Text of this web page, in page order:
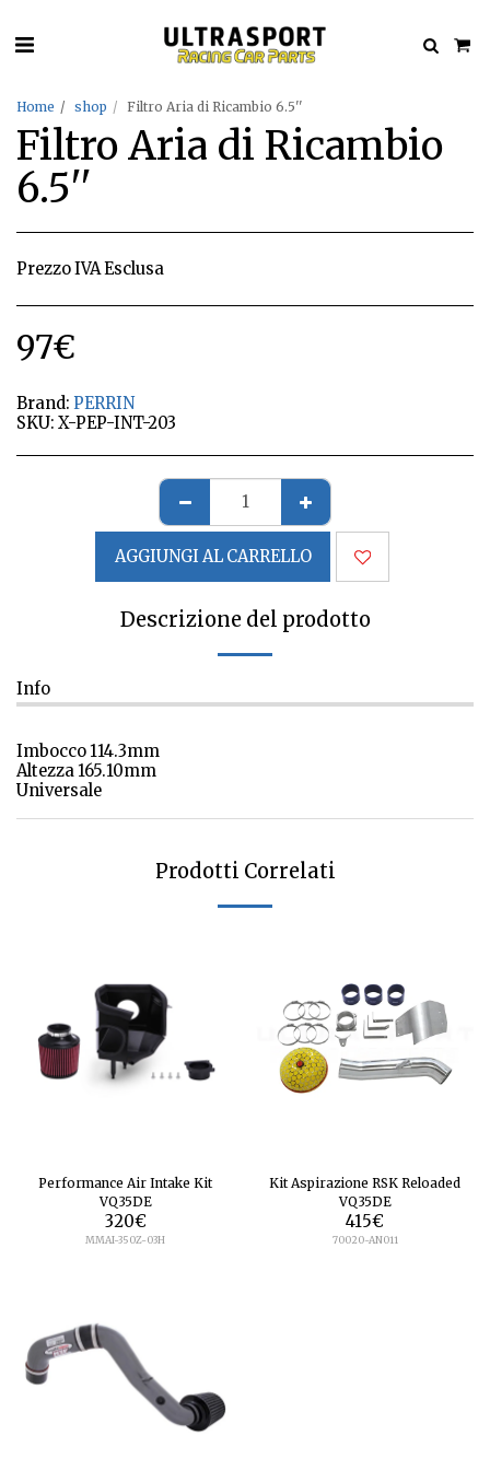
Home shop Filtro Aria di Ricambio 6.5''
Filtro Aria di Ricambio
6.5''
Prezzo IVA Esclusa
97€
Brand: PERRIN
SKU: X-PEP-INT-203
AGGIUNGI AL CARRELLO
Descrizione del prodotto
Info
Imbocco 114.3mm
Altezza 165.10mm
Universale
Prodotti Correlati
Performance Air Intake Kit
VQ35DE
320€
MMAI-350Z-03H
Kit Aspirazione RSK Reloaded
VQ35DE
415€
70020-AN011